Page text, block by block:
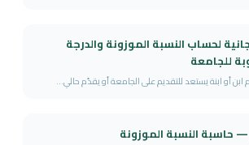
لحساب النسبة الموزونة والدرجة
للجامعة
أو ابنة يستعد للتقديم على الجامعة أو يقدّم حالي...
حاسبة النسبة الموزونة